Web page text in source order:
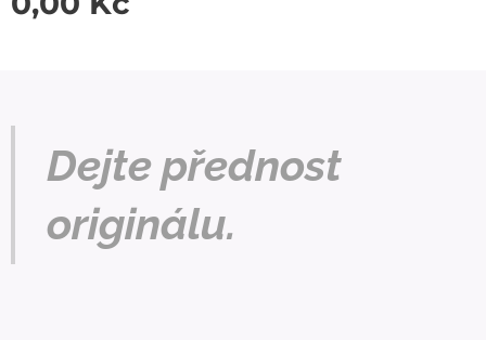
Dejte přednost
originálu.